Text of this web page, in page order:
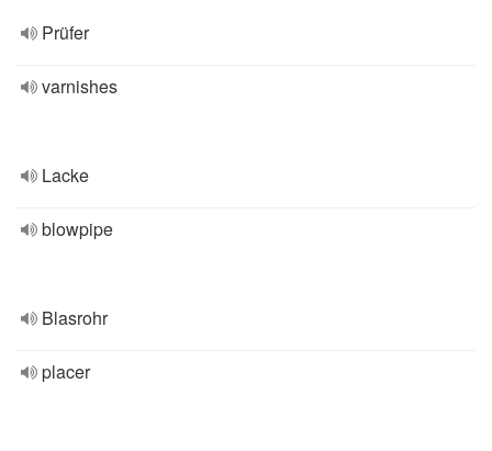
Prüfer
varnishes
Lacke
blowpipe
Blasrohr
placer